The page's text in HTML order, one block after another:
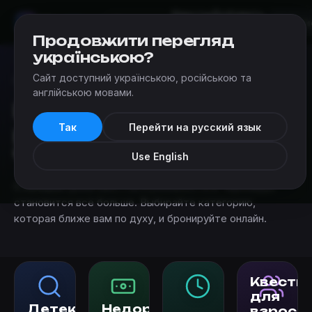
КвестыДобавить
Квесты›Категории квестов в реальности в Черновцах
Категории квестов в
реальности в
Черновцах
С каждым днём квестов в реальности в Черновцах
становится всё больше. Выбирайте категорию,
которая ближе вам по духу, и бронируйте онлайн.
ДетективныеНедорогие
Квесты
для
Продовжити перегляд
українською?
Сайт доступний українською, російською та
англійською мовами.
Так Перейти на русский язык
Use English